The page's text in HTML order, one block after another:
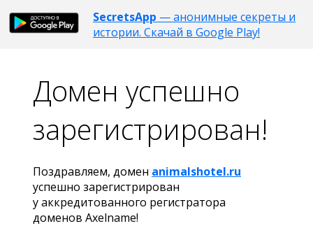
SecretsApp — анонимные секреты и
истории. Скачай в Google Play!
Домен успешно
зарегистрирован!
Поздравляем, домен animalshotel.ru
успешно зарегистрирован
у аккредитованного регистратора
доменов Axelname!